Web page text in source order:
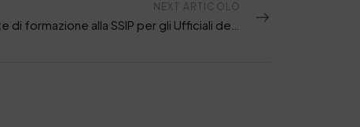
NEXT ARTICOLO